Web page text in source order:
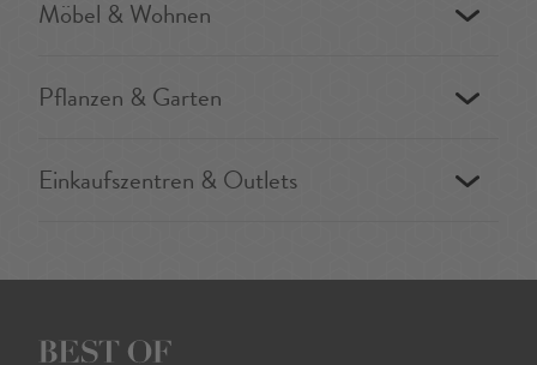
Möbel & Wohnen
Pflanzen & Garten
Einkaufszentren & Outlets